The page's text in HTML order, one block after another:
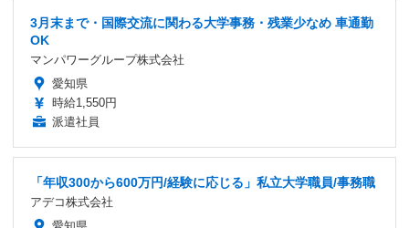
3月末まで・国際交流に関わる大学事務・残業少なめ 車通勤
OK
マンパワーグループ株式会社
愛知県
時給1,550円
派遣社員
「年収300から600万円/経験に応じる」私立大学職員/事務職
アデコ株式会社